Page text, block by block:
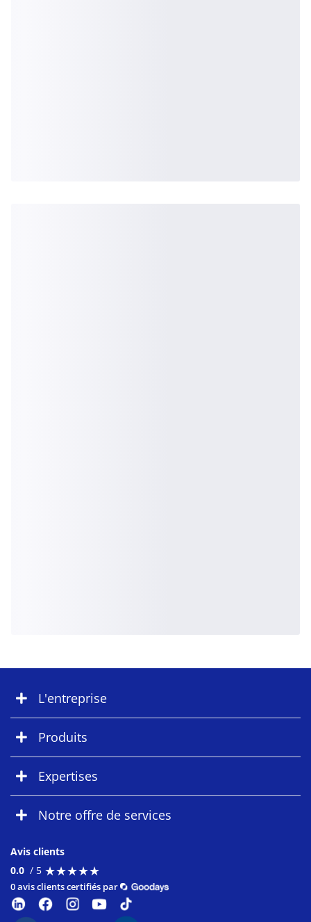
L'entreprise
Produits
Expertises
Notre offre de services
Avis clients
0.0 / 5 ★★★★★
★★★★★
0 avis clients certifiés par